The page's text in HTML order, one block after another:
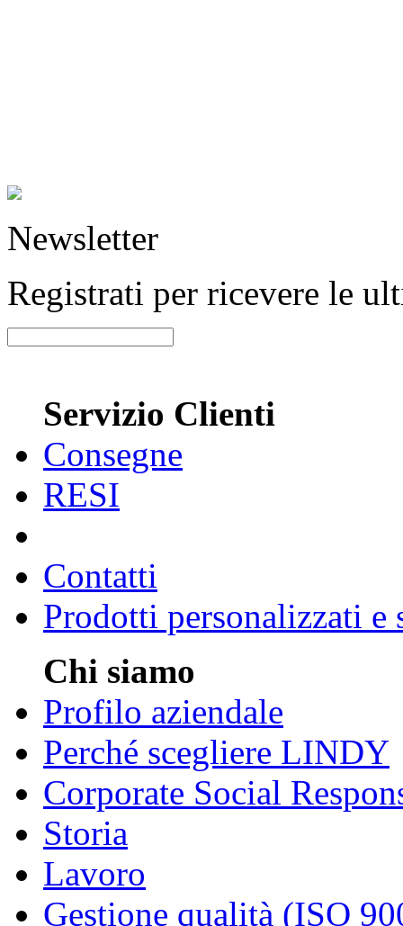
Newsletter
Registrati per ricevere le
Servizio Clienti
Consegne
RESI
Contatti
Prodotti personalizzati e
Chi siamo
Profilo aziendale
Perché scegliere LINDY
Corporate Social
Storia
Lavoro
Gestione qualità (ISO